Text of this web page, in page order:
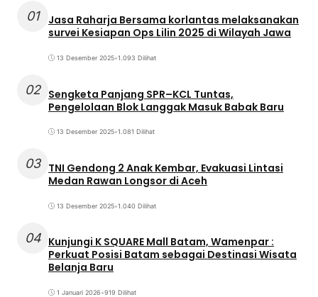
01
Jasa Raharja Bersama korlantas melaksanakan
survei Kesiapan Ops Lilin 2025 di Wilayah Jawa
13 Desember 2025•1.093 Dilihat
02 Sengketa Panjang SPR–KCL Tuntas,
Pengelolaan Blok Langgak Masuk Babak Baru
13 Desember 2025•1.081 Dilihat
03 TNI Gendong 2 Anak Kembar, Evakuasi Lintasi
Medan Rawan Longsor di Aceh
13 Desember 2025•1.040 Dilihat
04 Kunjungi K SQUARE Mall Batam, Wamenpar :
Perkuat Posisi Batam sebagai Destinasi Wisata
Belanja Baru
1 Januari 2026•919 Dilihat